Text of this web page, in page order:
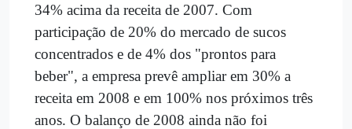
34% acima da receita de 2007. Com
participação de 20% do mercado de sucos
concentrados e de 4% dos "prontos para
beber", a empresa prevê ampliar em 30% a
receita em 2008 e em 100% nos próximos três
anos. O balanço de 2008 ainda não foi